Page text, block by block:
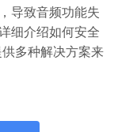
导致音频功能失
细介绍如何安全
多种解决方案来